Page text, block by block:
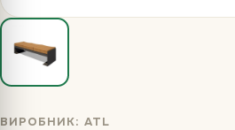
ВИРОБНИК: ATL